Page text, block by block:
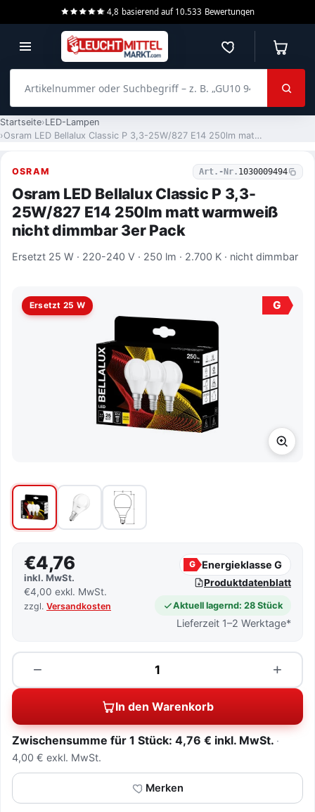
4,8 basierend auf 10.533 Bewertungen
Merkzettel
Startseite LED-Lampen
Osram LED Bellalux Classic P 3,3-25W/827 E14 250lm matt warmweiß nicht dimmbar 3er Pack
OSRAM Art.-Nr. 1030009494
Osram LED Bellalux Classic P 3,3-
25W/827 E14 250lm matt warmweiß
nicht dimmbar 3er Pack
Ersetzt 25 W · 220-240 V · 250 lm · 2.700 K · nicht dimmbar
Ersetzt 25 W G
€4,76
inkl. MwSt.
€4,00 exkl. MwSt.
zzgl. Versandkosten
G Energieklasse G
Produktdatenblatt
Aktuell lagernd: 28 Stück
Lieferzeit 1–2 Werktage*
−
Menge +
In den Warenkorb
Zwischensumme für 1 Stück: 4,76 € inkl. MwSt.
4,00 € exkl. MwSt.
Merken